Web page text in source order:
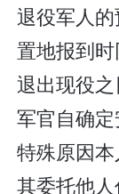
退役军人
置地报到
退出现役
军官自确
特殊原因
其委托他人